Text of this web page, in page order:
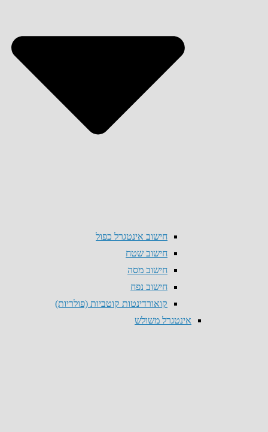
חישוב אינטגרל כפול
חישוב שטח
חישוב מסה
חישוב נפח
קואורדינטות קוטביות (פולריות)
אינטגרל משולש